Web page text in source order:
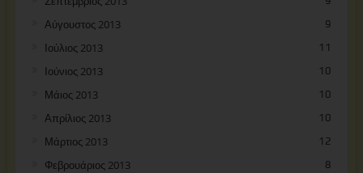
Αύγουστος 2013 9
Ιούλιος 2013 11
Ιούνιος 2013 10
Μάιος 2013 10
Απρίλιος 2013 10
Μάρτιος 2013 12
Φεβρουάριος 2013 8